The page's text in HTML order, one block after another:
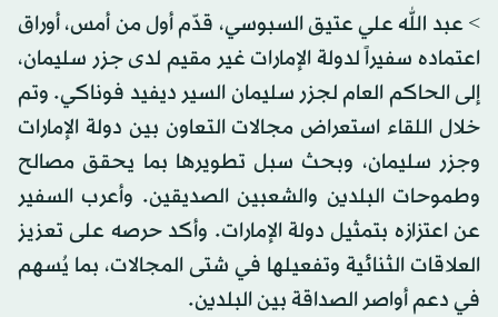
> عبد الله علي عتيق السبوسي، قدّم أول من أمس، أوراق
اعتماده سفيراً لدولة الإمارات غير مقيم لدى جزر سليمان،
إلى الحاكم العام لجزر سليمان السير ديفيد فوناكي. وتم
خلال اللقاء استعراض مجالات التعاون بين دولة الإمارات
وجزر سليمان، وبحث سبل تطويرها بما يحقق مصالح
وطموحات البلدين والشعبين الصديقين. وأعرب السفير
عن اعتزازه بتمثيل دولة الإمارات. وأكد حرصه على تعزيز
العلاقات الثنائية وتفعيلها في شتى المجالات، بما يُسهم
في دعم أواصر الصداقة بين البلدين.